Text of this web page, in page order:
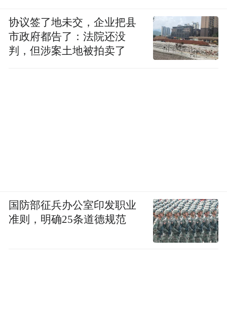
协议签了地未交，企业把县
市政府都告了：法院还没
判，但涉案土地被拍卖了
国防部征兵办公室印发职业
准则，明确25条道德规范